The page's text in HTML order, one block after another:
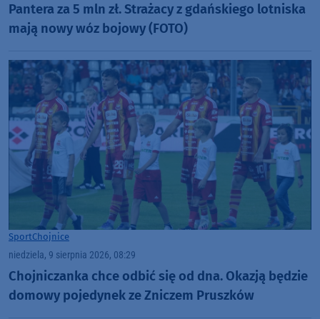
Pantera za 5 mln zł. Strażacy z gdańskiego lotniska
mają nowy wóz bojowy (FOTO)
SportChojnice
niedziela, 9 sierpnia 2026, 08:29
Chojniczanka chce odbić się od dna. Okazją będzie
domowy pojedynek ze Zniczem Pruszków